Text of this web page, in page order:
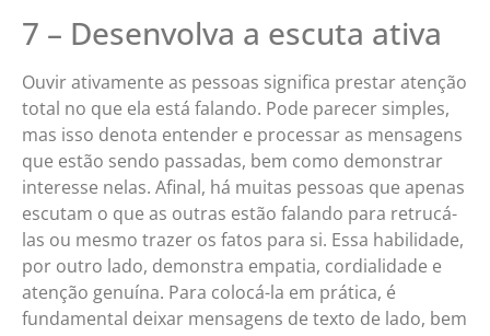
7 – Desenvolva a escuta ativa
Ouvir ativamente as pessoas significa prestar atenção
total no que ela está falando. Pode parecer simples,
mas isso denota entender e processar as mensagens
que estão sendo passadas, bem como demonstrar
interesse nelas. Afinal, há muitas pessoas que apenas
escutam o que as outras estão falando para retrucá-
las ou mesmo trazer os fatos para si. Essa habilidade,
por outro lado, demonstra empatia, cordialidade e
atenção genuína. Para colocá-la em prática, é
fundamental deixar mensagens de texto de lado, bem